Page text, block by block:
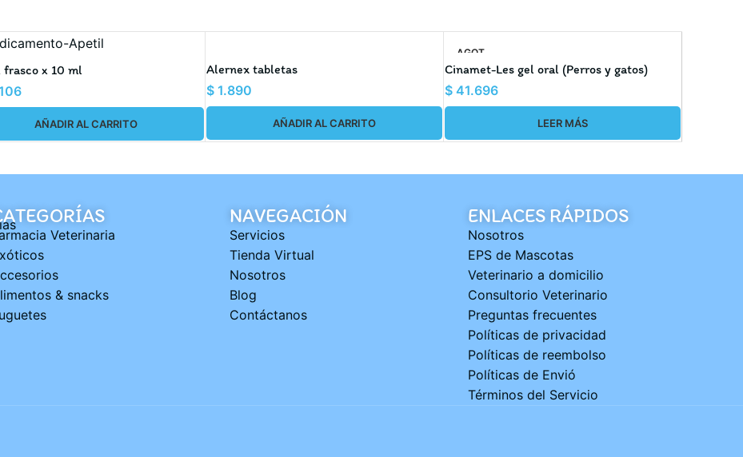
frasco x 10 ml
AÑADIR AL CARRITO
Alernex tabletas
$ 1.890
AÑADIR AL CARRITO
AGOT
Cinamet-Les gel oral (Perros y gatos)
$ 41.696
LEER MÁS
Veterinaria
& snacks
NAVEGACIÓN
Servicios
Tienda Virtual
Nosotros
Blog
Contáctanos
ENLACES RÁPIDOS
Nosotros
EPS de Mascotas
Veterinario a domicilio
Consultorio Veterinario
Preguntas frecuentes
Políticas de privacidad
Políticas de reembolso
Políticas de Envió
Términos del Servicio